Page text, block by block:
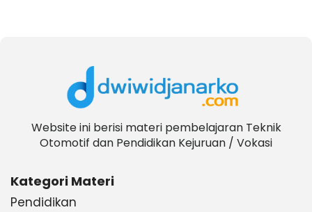
Website ini berisi materi pembelajaran Teknik
Otomotif dan Pendidikan Kejuruan / Vokasi
Kategori Materi
Pendidikan